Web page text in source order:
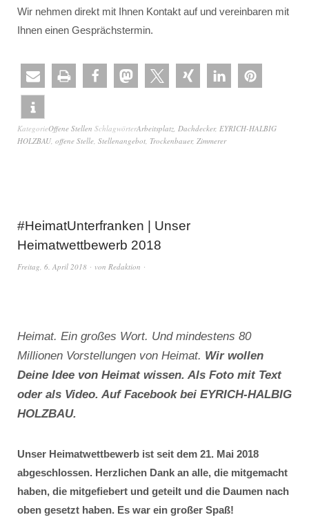
Wir nehmen direkt mit Ihnen Kontakt auf und vereinbaren mit
Ihnen einen Gesprächstermin.
KategorieOffene Stellen SchlagwörterArbeitsplatz, Dachdecker, EYRICH-HALBIG
HOLZBAU, offene Stelle, Stellenangebot, Trockenbauer, Zimmerer
#HeimatUnterfranken | Unser
Heimatwettbewerb 2018
Freitag, 6. April 2018 von Redaktion
Heimat. Ein großes Wort. Und mindestens 80
Millionen Vorstellungen von Heimat. Wir wollen
Deine Idee von Heimat wissen. Als Foto mit Text
oder als Video. Auf Facebook bei EYRICH-HALBIG
HOLZBAU.
Unser Heimatwettbewerb ist seit dem 21. Mai 2018
abgeschlossen. Herzlichen Dank an alle, die mitgemacht
haben, die mitgefiebert und geteilt und die Daumen nach
oben gesetzt haben. Es war ein großer Spaß!